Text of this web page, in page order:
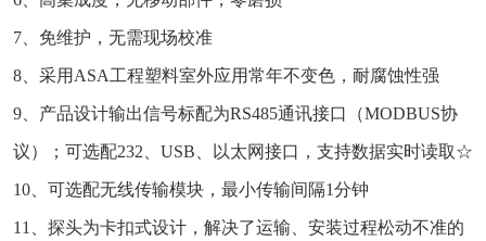
7、免维护，无需现场校准
8、采用ASA工程塑料室外应用常年不变色，耐腐蚀性强
9、产品设计输出信号标配为RS485通讯接口（MODBUS协
议）；可选配232、USB、以太网接口，支持数据实时读取☆
10、可选配无线传输模块，最小传输间隔1分钟
11、探头为卡扣式设计，解决了运输、安装过程松动不准的